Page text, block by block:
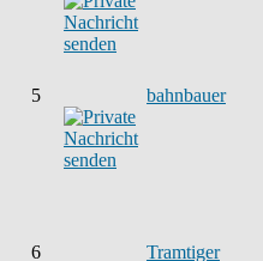
5 bahnbauer
6 Tramtiger